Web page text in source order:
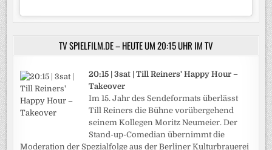
TV SPIELFILM.DE – HEUTE UM 20:15 UHR IM TV
20:15 | 3sat | Till Reiners' Happy Hour –
Takeover
Im 15. Jahr des Sendeformats überlässt
Till Reiners die Bühne vorübergehend
seinem Kollegen Moritz Neumeier. Der
Stand-up-Comedian übernimmt die
Moderation der Spezialfolge aus der Berliner Kulturbrauerei